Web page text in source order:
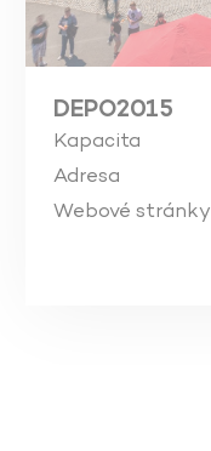
DEPO2015
Kapacita
Adresa
Webové stránky